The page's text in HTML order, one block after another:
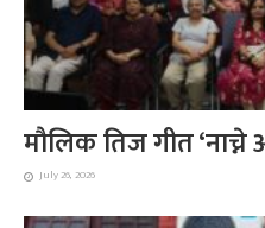
मौलिक तिज गीत
July 26, 2026